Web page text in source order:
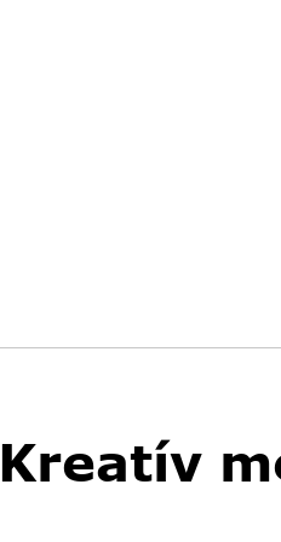
Kreatív